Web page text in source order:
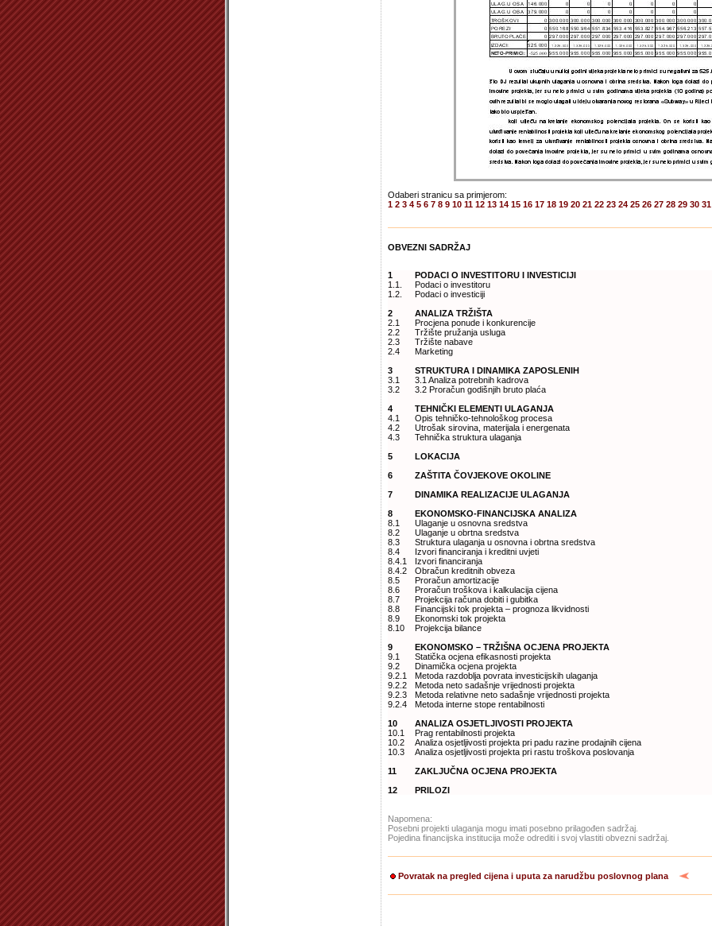
Odaberi stranicu sa primjerom:
1 2 3 4 5 6 7 8 9 10 11 12 13 14 15 16 17 18 19 20 21 22 23 24 25 26 27 28 29 30 31
OBVEZNI SADRŽAJ
1
1.1.
1.2.
2
2.1
2.2
2.3
2.4
3
3.1
3.2
4
4.1
4.2
4.3
5
6
7
8
8.1
8.2
8.3
8.4
8.4.1
8.4.2
8.5
8.6
8.7
8.8
8.9
8.10
9
9.1
9.2
9.2.1
9.2.2
9.2.3
9.2.4
10
10.1
10.2
10.3
11
12
PODACI O INVESTITORU I INVESTICIJI
Podaci o investitoru
Podaci o investiciji
ANALIZA TRŽIŠTA
Procjena ponude i konkurencije
Tržište pružanja usluga
Tržište nabave
Marketing
STRUKTURA I DINAMIKA ZAPOSLENIH
3.1 Analiza potrebnih kadrova
3.2 Proračun godišnjih bruto plaća
TEHNIČKI ELEMENTI ULAGANJA
Opis tehničko-tehnološkog procesa
Utrošak sirovina, materijala i energenata
Tehnička struktura ulaganja
LOKACIJA
ZAŠTITA ČOVJEKOVE OKOLINE
DINAMIKA REALIZACIJE ULAGANJA
EKONOMSKO-FINANCIJSKA ANALIZA
Ulaganje u osnovna sredstva
Ulaganje u obrtna sredstva
Struktura ulaganja u osnovna i obrtna sredstva
Izvori financiranja i kreditni uvjeti
Izvori financiranja
Obračun kreditnih obveza
Proračun amortizacije
Proračun troškova i kalkulacija cijena
Projekcija računa dobiti i gubitka
Financijski tok projekta – prognoza likvidnosti
Ekonomski tok projekta
Projekcija bilance
EKONOMSKO – TRŽIŠNA OCJENA PROJEKTA
Statička ocjena efikasnosti projekta
Dinamička ocjena projekta
Metoda razdoblja povrata investicijskih ulaganja
Metoda neto sadašnje vrijednosti projekta
Metoda relativne neto sadašnje vrijednosti projekta
Metoda interne stope rentabilnosti
ANALIZA OSJETLJIVOSTI PROJEKTA
Prag rentabilnosti projekta
Analiza osjetljivosti projekta pri padu razine prodajnih cijena
Analiza osjetljivosti projekta pri rastu troškova poslovanja
ZAKLJUČNA OCJENA PROJEKTA
PRILOZI
Napomena:
Posebni projekti ulaganja mogu imati posebno prilagođen sadržaj.
Pojedina financijska institucija može odrediti i svoj vlastiti obvezni sadržaj.
Povratak na pregled cijena i uputa za narudžbu poslovnog plana